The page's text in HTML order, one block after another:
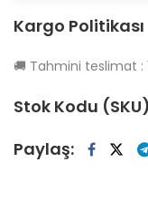
Kargo Politikası
🚚 Tahmini teslimat :
Stok Kodu
Paylaş: